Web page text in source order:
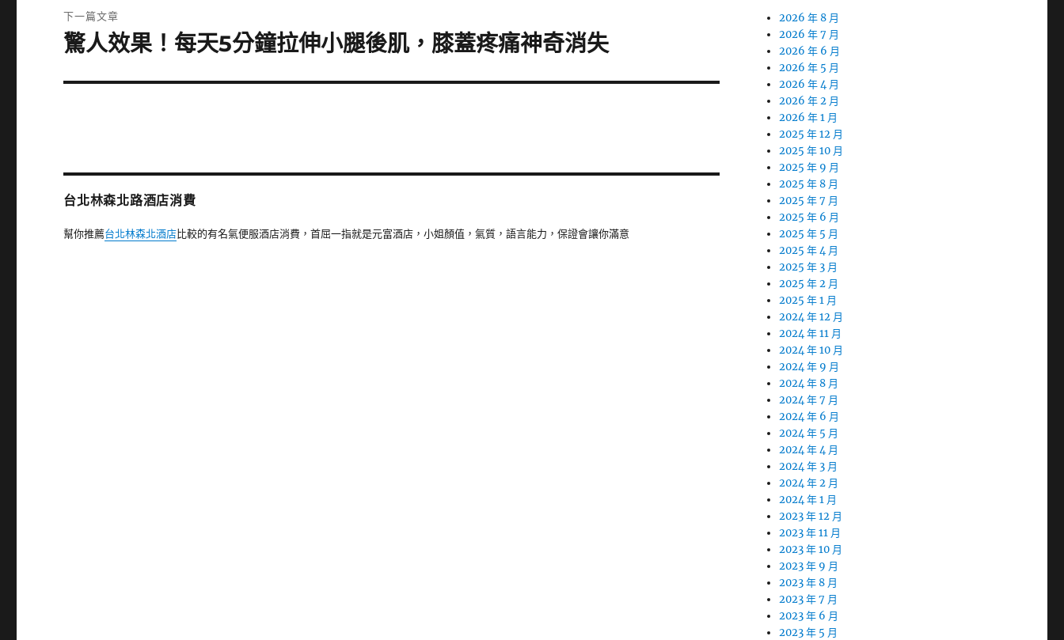
文
章:
下一篇文章
下
篇
驚人效果！每天5分鐘拉伸小腿後肌，膝蓋疼痛神奇消失
台北林森北路酒店消費
幫你推薦台北林森北酒店比較的有名氣便服酒店消費，首屈一指就是元富酒店，小姐顏值，氣質，語言能力，保證會讓你滿意
2026 年 8 月
2026 年 7 月
2026 年 6 月
2026 年 5 月
2026 年 4 月
2026 年 2 月
2026 年 1 月
2025 年 12 月
2025 年 10 月
2025 年 9 月
2025 年 8 月
2025 年 7 月
2025 年 6 月
2025 年 5 月
2025 年 4 月
2025 年 3 月
2025 年 2 月
2025 年 1 月
2024 年 12 月
2024 年 11 月
2024 年 10 月
2024 年 9 月
2024 年 8 月
2024 年 7 月
2024 年 6 月
2024 年 5 月
2024 年 4 月
2024 年 3 月
2024 年 2 月
2024 年 1 月
2023 年 12 月
2023 年 11 月
2023 年 10 月
2023 年 9 月
2023 年 8 月
2023 年 7 月
2023 年 6 月
2023 年 5 月